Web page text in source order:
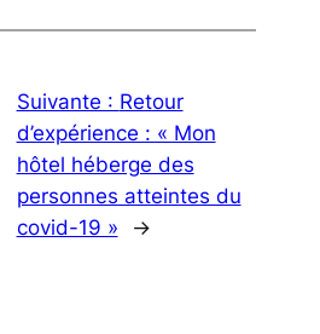
Suivante : Retour
d’expérience : « Mon
hôtel héberge des
personnes atteintes du
covid-19 »
→